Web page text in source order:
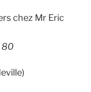
chez Mr Eric
80